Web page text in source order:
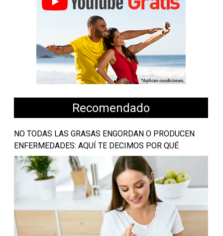
Recomendado
NO TODAS LAS GRASAS ENGORDAN O PRODUCEN
ENFERMEDADES: AQUÍ TE DECIMOS POR QUÉ